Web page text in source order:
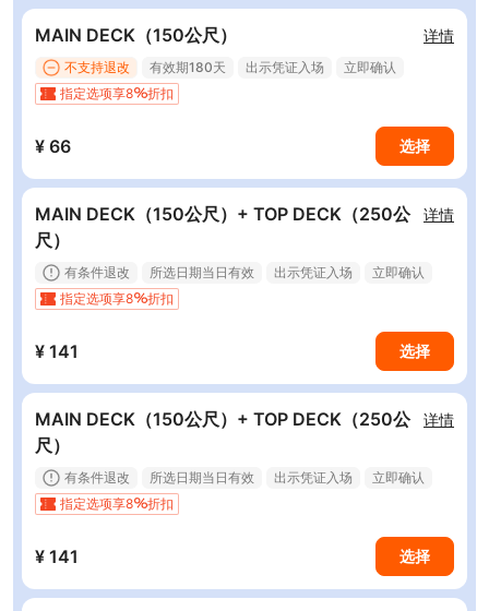
MAIN DECK（150公尺） 详情
不支持退改 有效期180天 出示凭证入场
立即确认
指定选项享8
折扣
¥ 66 选择
MAIN DECK（150公尺）+ TOP DECK（250公
尺）
详情
有条件退改 所选日期当日有效 出示凭证入场
立即确认
指定选项享8
折扣
¥ 141 选择
MAIN DECK（150公尺）+ TOP DECK（250公
尺）
详情
有条件退改 所选日期当日有效 出示凭证入场
立即确认
指定选项享8
折扣
¥ 141 选择